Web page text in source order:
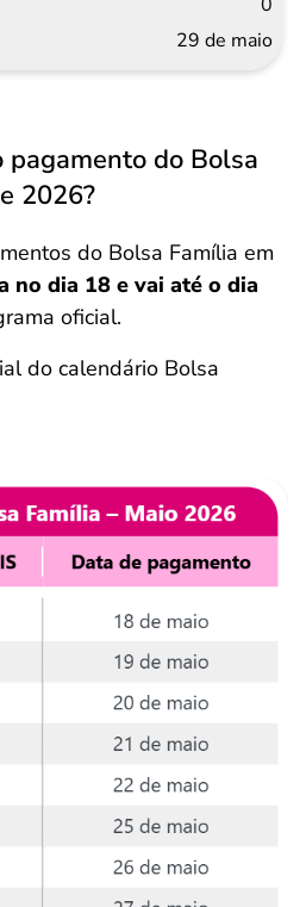
29 de maio
pagamento do Bolsa
2026?
do Bolsa Família em
no dia 18 e vai até o dia
oficial.
do calendário Bolsa